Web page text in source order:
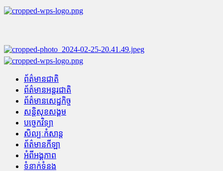
Skip
to
Primary
ព័ត៌មានជាតិ
ព័ត៌មានអន្តរជាតិ
ព័ត៌មានសេដ្ឋកិច្ច
សន្តិសុខសង្គម
បច្ចេកវិទ្យា
សិល្បៈកំសាន្ត
ព័ត៌មានកីឡា
អំពីអង្គភាព
ទំនាក់ទំនង